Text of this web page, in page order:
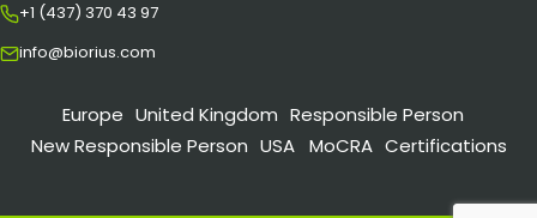
+1 (437) 370 43 97
info@biorius.com
Europe United Kingdom Responsible Person
New Responsible Person USA MoCRA Certifications